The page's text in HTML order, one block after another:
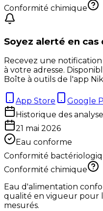
Conformité chimique
Soyez alerté en
Recevez une
à votre adresse.
Boîte à outils de l'app
App Store
Google
Historique des
21 mai 2026
Eau conforme
Conformité
Conformité chimique
Eau d'alimentation
qualité en vigueur pour
mesurés.